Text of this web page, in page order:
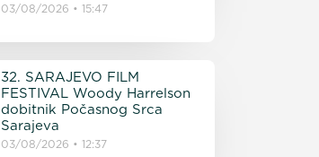
03/08/2026 15:47
32. SARAJEVO FILM
FESTIVAL Woody Harrelson
dobitnik Počasnog Srca
Sarajeva
03/08/2026 12:37